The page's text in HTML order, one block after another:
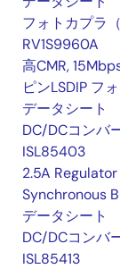
フォトカプラ
RV1S9960A
高CMR,
ピンLSDIP フ
データシート
DC/DCコンバ
ISL85403
2.5A
Synchronous
データシート
DC/DCコンバ
ISL85413